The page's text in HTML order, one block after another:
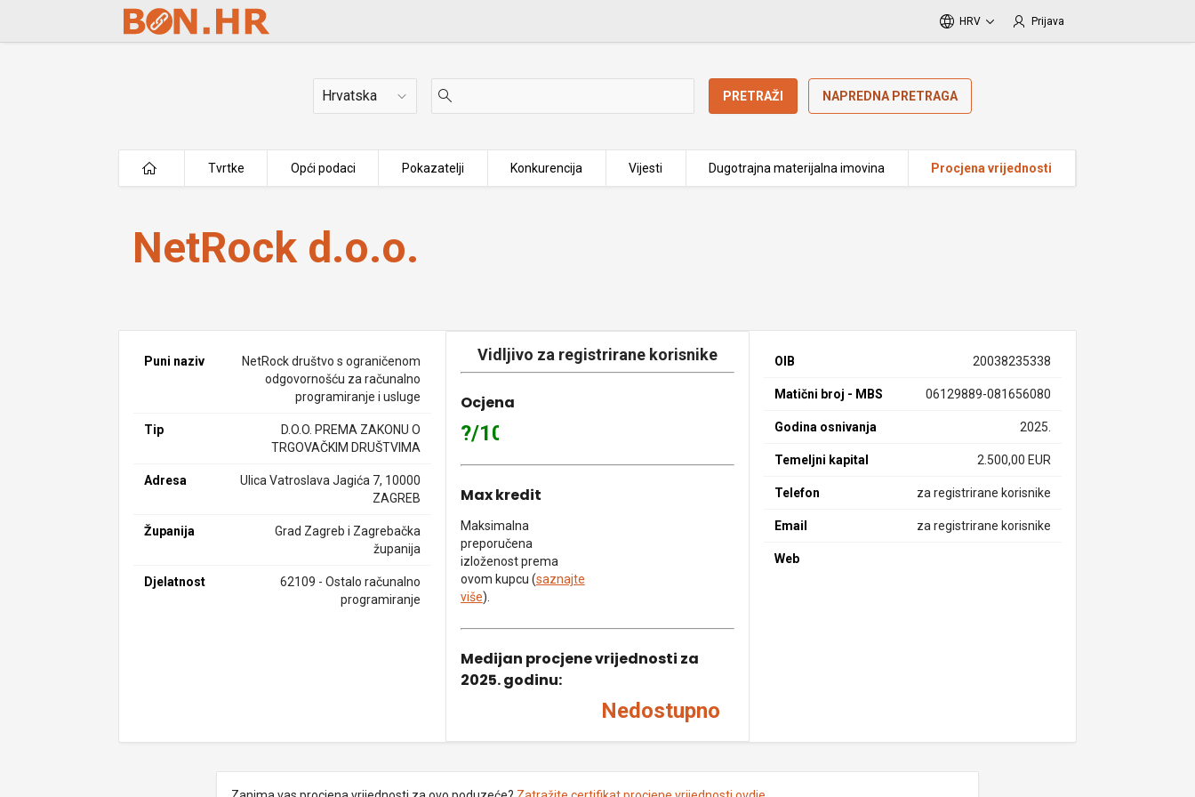
Skip to Main Content
HRV Prijava
Država PRETRAŽI NAPREDNA PRETRAGA
Tvrtke Opći podaci Pokazatelji Konkurencija Vijesti Dugotrajna materijalna imovina Procjena vrijednosti
NetRock d.o.o.
NetRock d.o.o.
Puni naziv
NetRock društvo s ograničenom
odgovornošću za računalno
programiranje i usluge
Tip
D.O.O. PREMA ZAKONU O
TRGOVAČKIM DRUŠTVIMA
Adresa
Ulica Vatroslava Jagića 7, 10000
ZAGREB
Županija
Grad Zagreb i Zagrebačka
županija
Djelatnost
62109 - Ostalo računalno
programiranje
Vidljivo za registrirane korisnike
Ocjena
?/10
Max kredit
Maksimalna
preporučena
izloženost prema
ovom kupcu (saznajte
više).
Medijan procjene vrijednosti za
2025. godinu:
Nedostupno
OIB 20038235338
Matični broj - MBS 06129889-081656080
Godina osnivanja 2025.
Temeljni kapital 2.500,00 EUR
Telefon za registrirane korisnike
Email za registrirane korisnike
Web